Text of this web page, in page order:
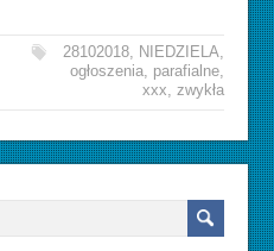
28102018, NIEDZIELA,
ogłoszenia, parafialne,
xxx, zwykła